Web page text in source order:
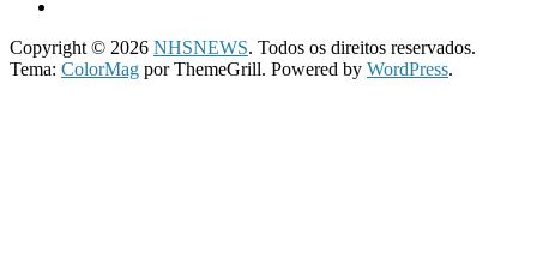
Copyright © 2026 NHSNEWS. Todos os direitos reservados.
Tema: ColorMag por ThemeGrill. Powered by WordPress.